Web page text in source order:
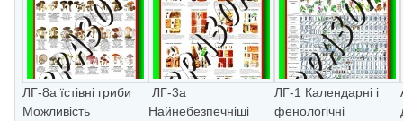
ЛГ-8а їстiвнi гриби
Можливiсть
ЛГ-3а
Найнебезпечнiшi
ЛГ-1 Календарнi i
фенологiчнi